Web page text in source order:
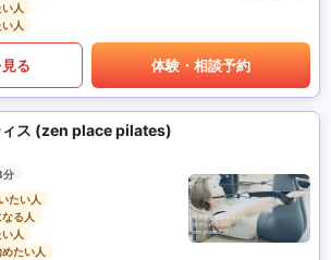
人
人
る 体験・相談予約
ィス (zen place pilates)
分
たい人
る人
人
たい人